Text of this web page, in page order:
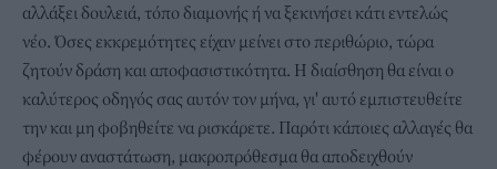
αλλάξει δουλειά, τόπο διαμονής ή να ξεκινήσει κάτι εντελώς
νέο. Όσες εκκρεμότητες είχαν μείνει στο περιθώριο, τώρα
ζητούν δράση και αποφασιστικότητα. Η διαίσθηση θα είναι ο
καλύτερος οδηγός σας αυτόν τον μήνα, γι' αυτό εμπιστευθείτε
την και μη φοβηθείτε να ρισκάρετε. Παρότι κάποιες αλλαγές θα
φέρουν αναστάτωση, μακροπρόθεσμα θα αποδειχθούν